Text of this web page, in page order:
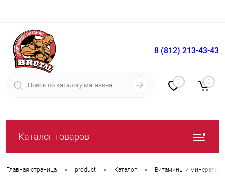
Вход Регистрация
8 (812) 213-43-43
0 0
Каталог товаров
Главная страница • product • Каталог • Витамины и минералы